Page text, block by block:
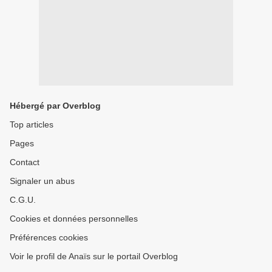
Hébergé par Overblog
Top articles
Pages
Contact
Signaler un abus
C.G.U.
Cookies et données personnelles
Préférences cookies
Voir le profil de Anaïs sur le portail Overblog